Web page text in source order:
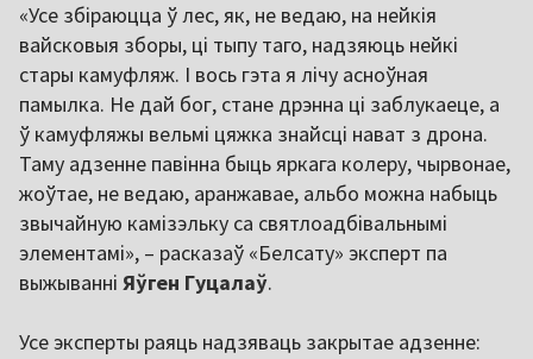
«Усе збіраюцца ў лес, як, не ведаю, на нейкія
вайсковыя зборы, ці тыпу таго, надзяюць нейкі
стары камуфляж. І вось гэта я лічу асноўная
памылка. Не дай бог, стане дрэнна ці заблукаеце, а
ў камуфляжы вельмі цяжка знайсці нават з дрона.
Таму адзенне павінна быць яркага колеру, чырвонае,
жоўтае, не ведаю, аранжавае, альбо можна набыць
звычайную камізэльку са святлоадбівальнымі
элементамі», – расказаў «Белсату» эксперт па
выжыванні Яўген Гуцалаў.
Усе эксперты раяць надзяваць закрытае адзенне: